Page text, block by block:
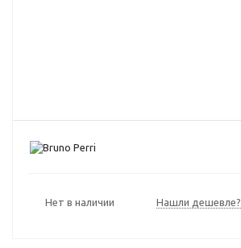
Нет в наличии Нашли дешевле?